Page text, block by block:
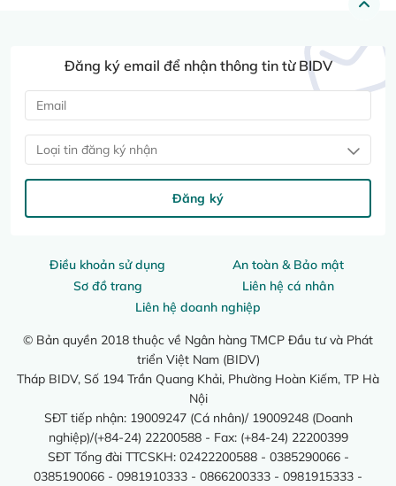
Điều khoản sử dụng
An toàn & Bảo mật
Sơ đồ trang
Liên hệ cá nhân
Liên hệ doanh nghiệp
© Bản quyền 2018 thuộc về Ngân hàng TMCP Đầu tư và Phát
triển Việt Nam (BIDV)
Tháp BIDV, Số 194 Trần Quang Khải, Phường Hoàn Kiếm, TP Hà
Nội
SĐT tiếp nhận: 19009247 (Cá nhân)/ 19009248 (Doanh
nghiệp)/(+84-24) 22200588 - Fax: (+84-24) 22200399
SĐT Tổng đài TTCSKH: 02422200588 - 0385290066 -
0385190066 - 0981910333 - 0866200333 - 0981915333 -
Đăng ký email để nhận thông tin từ BIDV
Loại tin đăng ký nhận
Đăng ký